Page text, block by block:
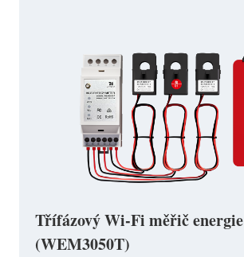
Třífázový Wi-Fi měřič energie
(WEM3050T)